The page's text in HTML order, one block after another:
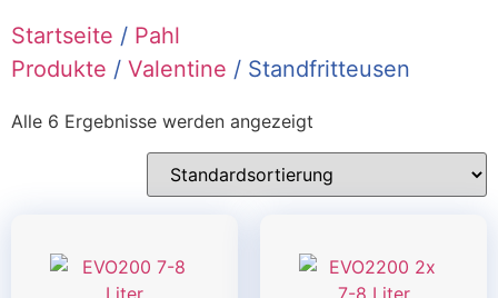
Startseite / Pahl
Produkte / Valentine / Standfritteusen
Alle 6 Ergebnisse werden angezeigt